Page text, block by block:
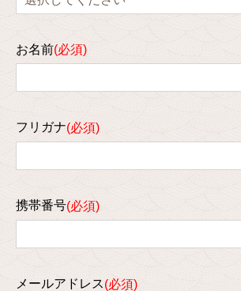
お名前
フリガナ
携帯番号
メールアドレス